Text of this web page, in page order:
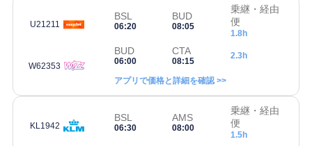
U21211
BSL
06:20
BUD
08:05
乗継・経由
便
1.8h
W62353
BUD
06:00
CTA
08:15
2.3h
アプリで価格と詳細を確認 >>
KL1942
BSL
06:30
AMS
08:00
乗継・経由
便
1.5h